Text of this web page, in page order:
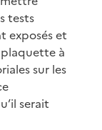
tests
exposés et
à
sur les
serait